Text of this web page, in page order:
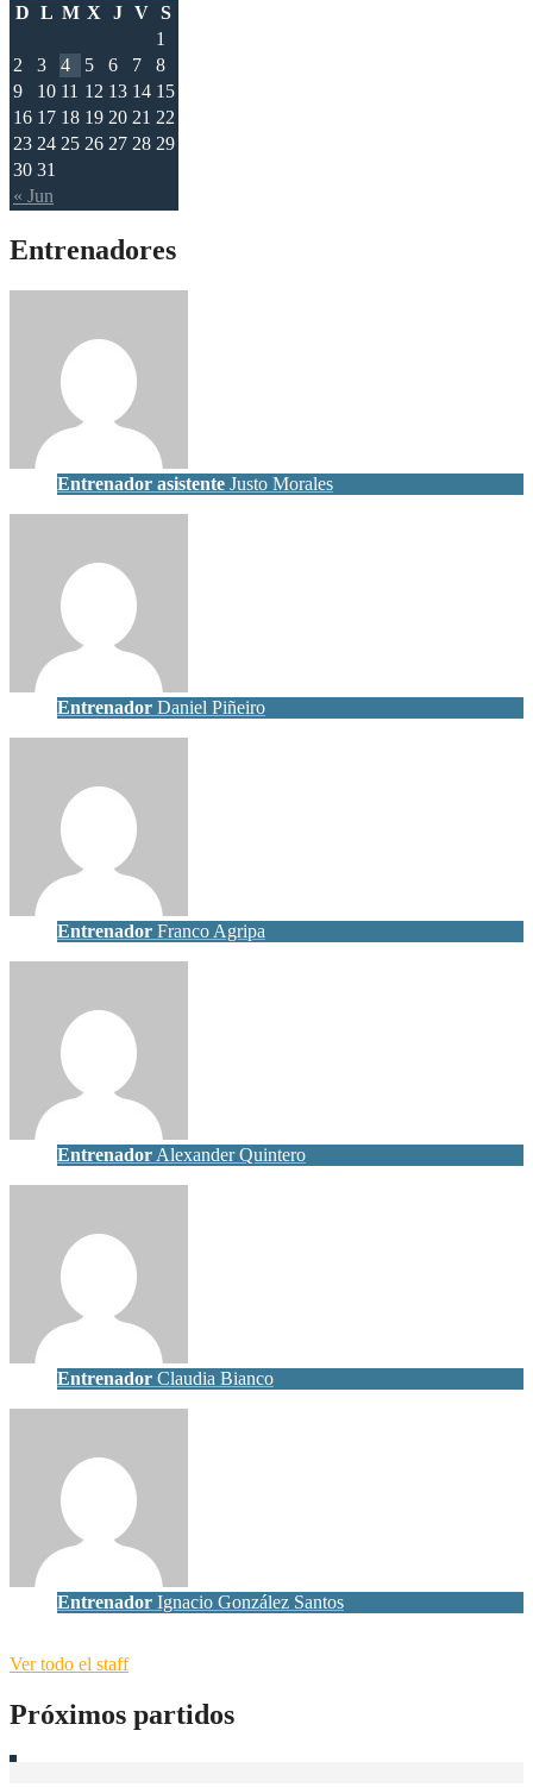
D L M X J V S
« Jun
1
2
3 4 5 6 7
8
9
10 11 12 13 14 15
16 17 18 19 20 21 22
23 24 25 26 27 28 29
30 31
Entrenadores
Entrenador asistente Justo Morales
Entrenador Daniel Piñeiro
Entrenador Franco Agripa
Entrenador Alexander Quintero
Entrenador Claudia Bianco
Entrenador Ignacio González Santos
Ver todo el staff
Próximos partidos